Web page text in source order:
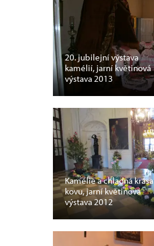
20. jubilejní výstava
kamélií, jarní květinová
výstava 2013
Kamélie a chladná krása
kovu, jarní květinová
výstava 2012